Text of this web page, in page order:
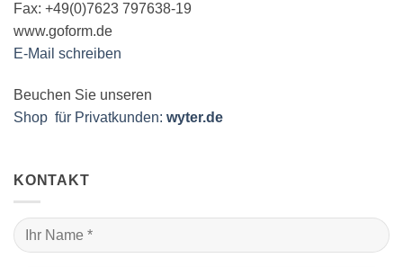
Fax: +49(0)7623 797638-19
www.goform.de
E-Mail schreiben
Beuchen Sie unseren
Shop für Privatkunden: wyter.de
KONTAKT